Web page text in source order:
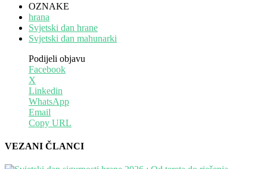
OZNAKE
hrana
Svjetski dan hrane
Svjetski dan mahunarki
Podijeli objavu
Facebook
X
Linkedin
WhatsApp
Email
Copy URL
VEZANI ČLANCI